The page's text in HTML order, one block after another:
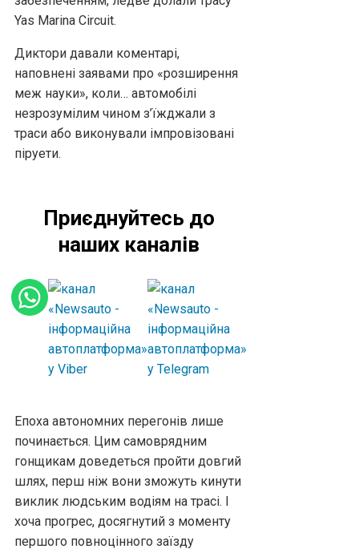
Yas Marina Circuit.
Диктори давали коментарі,
наповнені заявами про «розширення
меж науки», коли… автомобілі
незрозумілим чином з’їжджали з
траси або виконували імпровізовані
піруети.
Приєднуйтесь до
наших каналів
Епоха автономних перегонів лише
починається. Цим самоврядним
гонщикам доведеться пройти довгий
шлях, перш ніж вони зможуть кинути
виклик людським водіям на трасі. І
хоча прогрес, досягнутий з моменту
першого повноцінного заїзду